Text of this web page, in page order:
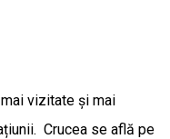
vizitate și mai
Crucea se află pe